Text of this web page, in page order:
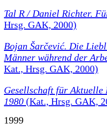
Tal R / Daniel Richter.
Hrsg. GAK, 2000)
Bojan Šarčević. Die
Männer während der
Kat., Hrsg. GAK, 2000)
Gesellschaft für Aktuelle
1980 (Kat., Hrsg. GAK,
1999